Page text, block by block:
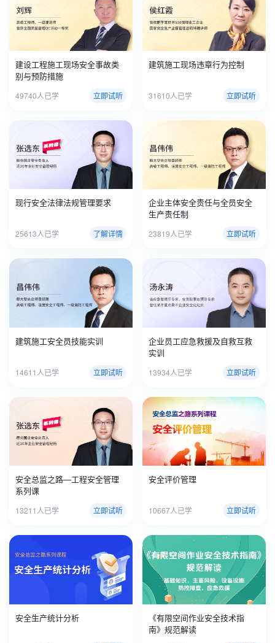
建设工程施工现场安全事故类
别与预防措施
49740人已学 立即试听
建筑施工现场违章行为控制
31610人已学 立即试听
现行安全法律法规管理要求
25613人已学 了解详情
企业主体安全责任与全员安全
生产责任制
23819人已学 立即试听
建筑施工安全员技能实训
14611人已学 立即试听
企业员工应急救援及自救互救
实训
13934人已学 立即试听
安全总监之路—工程安全管理
系列课
13211人已学 立即试听
安全评价管理
10667人已学 立即试听
安全生产统计分析
《有限空间作业安全技术指
南》规范解读